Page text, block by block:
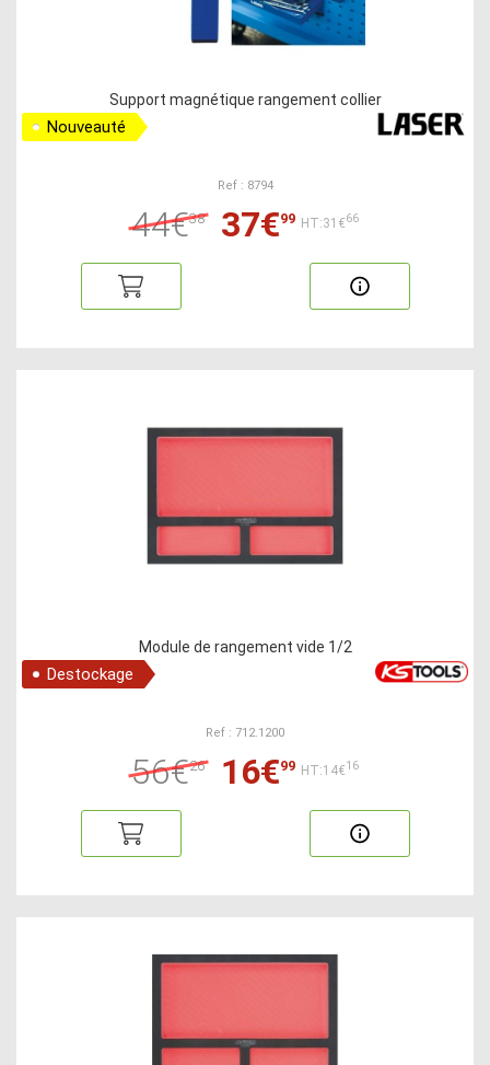
Support magnétique rangement collier
Nouveauté
Ref : 8794
44€38 37€99 HT:31€66
Module de rangement vide 1/2
Destockage
Ref : 712.1200
56€26 16€99 HT:14€16